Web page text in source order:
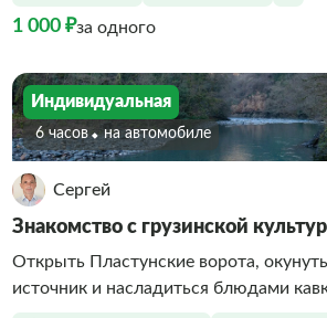
1 000 ₽за одного
Индивидуальная
6 часов На автомобиле
Сергей
Знакомство с грузинской
Открыть Пластунские ворота,
источник и насладиться блюдами